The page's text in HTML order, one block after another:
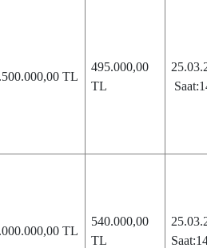
TL
495.000,00
TL
TL
540.000,00
TL